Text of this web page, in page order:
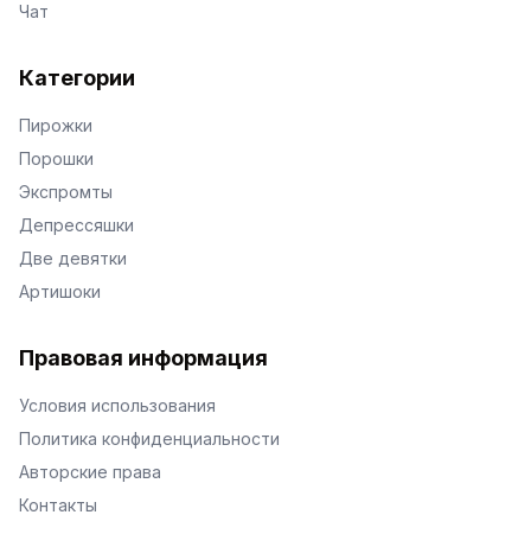
Чат
Категории
Пирожки
Порошки
Экспромты
Депрессяшки
Две девятки
Артишоки
Правовая информация
Условия использования
Политика конфиденциальности
Авторские права
Контакты